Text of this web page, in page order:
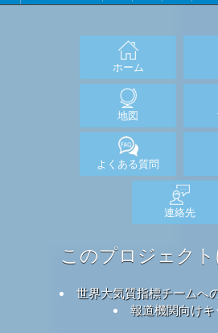
ホーム
地図
よくある質問
連絡先
このプロジェク
世界大気質指標チームへ
報道機関向けキ